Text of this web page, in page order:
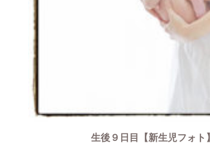
生後９日目【新生児フォト】